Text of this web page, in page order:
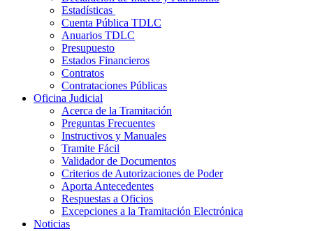
Estadísticas
Cuenta Pública TDLC
Anuarios TDLC
Presupuesto
Estados Financieros
Contratos
Contrataciones Públicas
Oficina Judicial
Acerca de la Tramitación
Preguntas Frecuentes
Instructivos y Manuales
Tramite Fácil
Validador de Documentos
Criterios de Autorizaciones de Poder
Aporta Antecedentes
Respuestas a Oficios
Excepciones a la Tramitación Electrónica
Noticias